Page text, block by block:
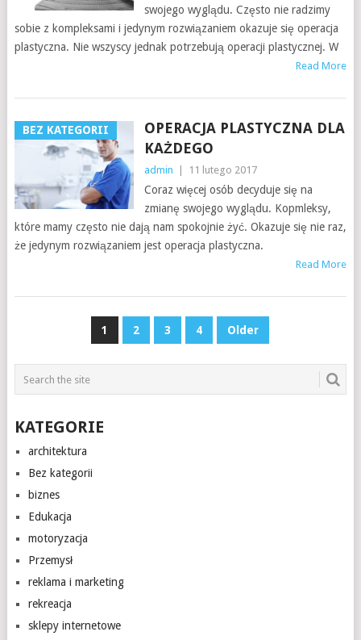
swojego wyglądu. Często nie radzimy
sobie z kompleksami i jedynym rozwiązaniem okazuje się operacja
plastyczna. Nie wszyscy jednak potrzebują operacji plastycznej. W
Read More
BEZ KATEGORII
OPERACJA PLASTYCZNA DLA
KAŻDEGO
admin 11 lutego 2017
Coraz więcej osób decyduje się na
zmianę swojego wyglądu. Kopmleksy,
które mamy często nie dają nam spokojnie żyć. Okazuje się nie raz,
że jedynym rozwiązaniem jest operacja plastyczna.
Read More
STRONICOWANIE
1 2 3 4 Older
KATEGORIE
architektura
Bez kategorii
biznes
Edukacja
motoryzacja
Przemysł
reklama i marketing
rekreacja
sklepy internetowe